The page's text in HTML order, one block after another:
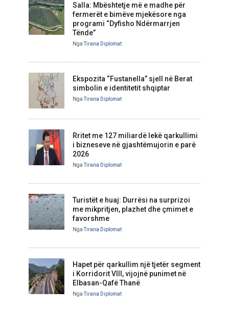
Salla: Mbështetje më e madhe për
fermerët e bimëve mjekësore nga
programi “Dyfisho Ndërmarrjen
Tënde”
NgaTirana Diplomat
Ekspozita “Fustanella” sjell në Berat
simbolin e identitetit shqiptar
NgaTirana Diplomat
Rritet me 127 miliardë lekë qarkullimi
i bizneseve në gjashtëmujorin e parë
2026
NgaTirana Diplomat
Turistët e huaj: Durrësi na surprizoi
me mikpritjen, plazhet dhe çmimet e
favorshme
NgaTirana Diplomat
Hapet për qarkullim një tjetër segment
i Korridorit VIII, vijojnë punimet në
Elbasan-Qafë Thanë
NgaTirana Diplomat